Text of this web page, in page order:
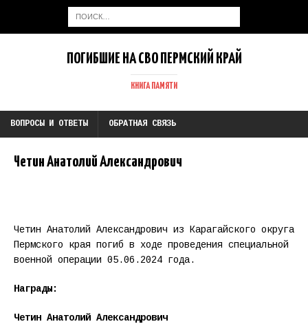
ПОГИБШИЕ НА СВО ПЕРМСКИЙ КРАЙ
КНИГА ПАМЯТИ
ВОПРОСЫ И ОТВЕТЫ ОБРАТНАЯ СВЯЗЬ
Четин Анатолий Александрович
Четин Анатолий Александрович из Карагайского округа
Пермского края погиб в ходе проведения специальной
военной операции 05.06.2024 года.
Награды:
Четин Анатолий Александрович